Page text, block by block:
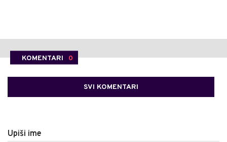
KOMENTARI 0
SVI KOMENTARI
Upiši ime